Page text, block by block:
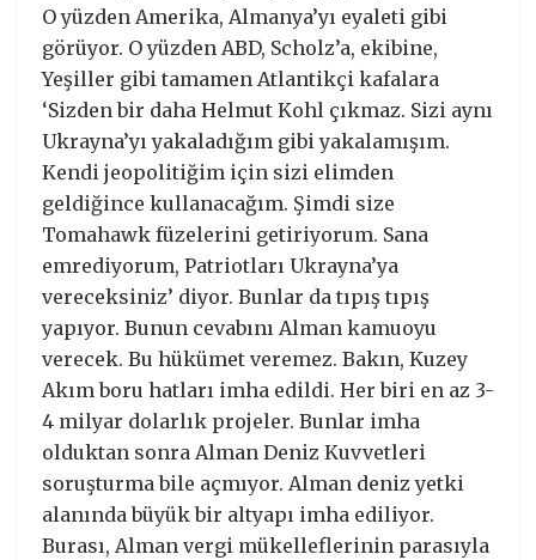
O yüzden Amerika, Almanya’yı eyaleti gibi
görüyor. O yüzden ABD, Scholz’a, ekibine,
Yeşiller gibi tamamen Atlantikçi kafalara
‘Sizden bir daha Helmut Kohl çıkmaz. Sizi aynı
Ukrayna’yı yakaladığım gibi yakalamışım.
Kendi jeopolitiğim için sizi elimden
geldiğince kullanacağım. Şimdi size
Tomahawk füzelerini getiriyorum. Sana
emrediyorum, Patriotları Ukrayna’ya
vereceksiniz’ diyor. Bunlar da tıpış tıpış
yapıyor. Bunun cevabını Alman kamuoyu
verecek. Bu hükümet veremez. Bakın, Kuzey
Akım boru hatları imha edildi. Her biri en az 3-
4 milyar dolarlık projeler. Bunlar imha
olduktan sonra Alman Deniz Kuvvetleri
soruşturma bile açmıyor. Alman deniz yetki
alanında büyük bir altyapı imha ediliyor.
Burası, Alman vergi mükelleflerinin parasıyla